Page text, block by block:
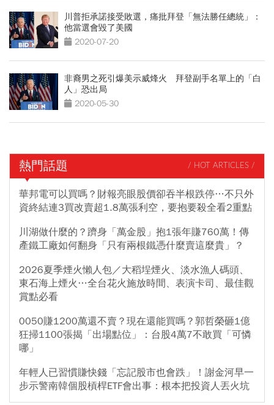
川普拒承諾接受敗選，痛批拜登「無法勝任總統」：
他當選會毀了美國
2020-07-20
非裔男之死引爆美示威烽火 拜登副手名單上的「白
人」恐出局
2020-05-30
熱門話題 / HOT ARTICLES /
華邦電可以買嗎？財報亮眼股價卻吞半根跌停…不只外
資終結連3買改賣超1.8萬張利空，要抱要殺全看2重點
川湖做什麼的？躋身「萬金股」抱1張年賺760萬！傳
產鐵工廠如何翻身「只有兩根鐵憑什麼賣這麼貴」？
2026夏季煙火懶人包／大稻埕煙火、淡水漁人碼頭、
東石海上煙火…全台花火施放時間、表演卡司、最佳觀
賞點必看
0050賺1200萬還不賣？現在還能買嗎？郭哲榮砸1億
狂掃1100張揭「出場點位」：台股4萬7不敢買「可憐
哪」
年輕人已習慣賺快錢「忘記股市也會跌」！謝金河早一
步示警南韓個股槓桿ETF會出事：根本把投資人丟火坑